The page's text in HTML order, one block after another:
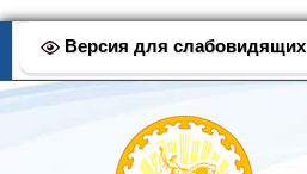
Версия для слабовидящих